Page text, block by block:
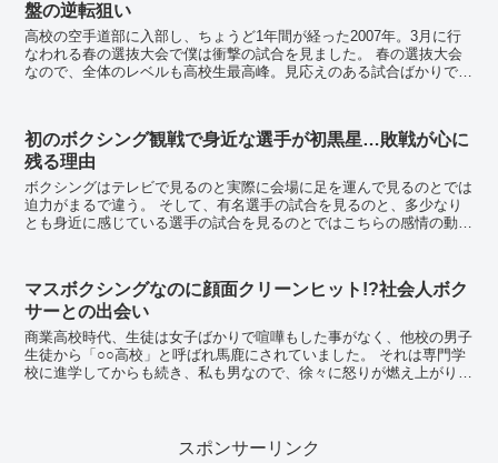
盤の逆転狙い
高校の空手道部に入部し、ちょうど1年間が経った2007年。3月に行
なわれる春の選抜大会で僕は衝撃の試合を見ました。 春の選抜大会
なので、全体のレベルも高校生最高峰。見応えのある試合ばかりでし
初のボクシング観戦で身近な選手が初黒星…敗戦が心に
残る理由
ボクシングはテレビで見るのと実際に会場に足を運んで見るのとでは
迫力がまるで違う。 そして、有名選手の試合を見るのと、多少なり
とも身近に感じている選手の試合を見るのとではこちらの感情の動き
マスボクシングなのに顔面クリーンヒット!?社会人ボク
サーとの出会い
商業高校時代、生徒は女子ばかりで喧嘩もした事がなく、他校の男子
生徒から「○○高校」と呼ばれ馬鹿にされていました。 それは専門学
校に進学してからも続き、私も男なので、徐々に怒りが燃え上がり始
スポンサーリンク